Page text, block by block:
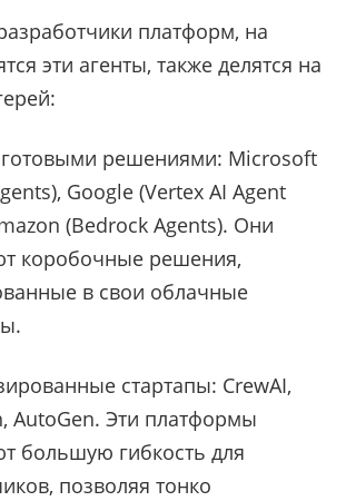
платформ, на
эти агенты, также делятся на
готовыми решениями: Microsoft
Google (Vertex AI Agent
(Bedrock Agents). Они
коробочные решения,
в свои облачные
стартапы: CrewAI,
AutoGen. Эти платформы
большую гибкость для
позволяя тонко